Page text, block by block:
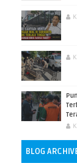
BLOG